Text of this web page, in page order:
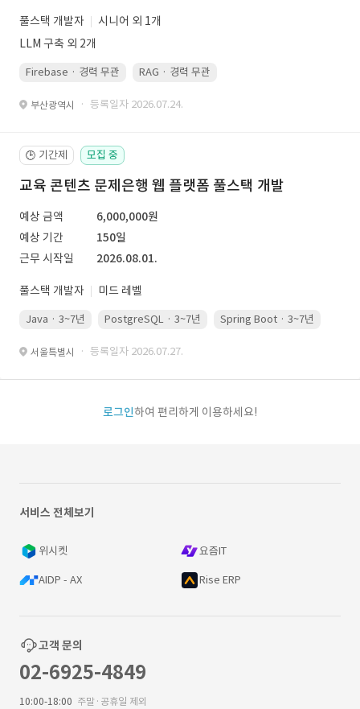
풀스택 개발자
시니어 외 1개
LLM 구축 외 2개
Firebase · 경력 무관 RAG · 경력 무관
부산광역시 · 등록일자 2026.07.24.
🕒 기간제 모집 중
교육 콘텐츠 문제은행 웹 플랫폼 풀스택 개발
예상 금액
6,000,000원
예상 기간
150일
근무 시작일
2026.08.01.
풀스택 개발자 미드 레벨
Java · 3~7년 PostgreSQL · 3~7년 Spring Boot · 3~7년
서울특별시 · 등록일자 2026.07.27.
로그인하여 편리하게 이용하세요!
서비스 전체보기
위시켓 요즘IT
AIDP - AX Rise ERP
고객 문의
02-6925-4849
10:00-18:00 주말·공휴일 제외